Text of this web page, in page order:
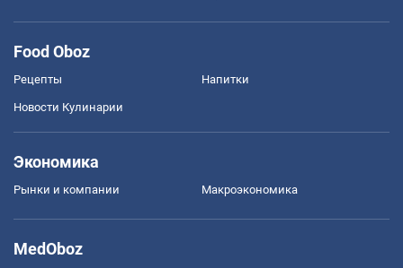
Food Oboz
Рецепты Напитки
Новости Кулинарии
Экономика
Рынки и компании Mакроэкономика
MedOboz